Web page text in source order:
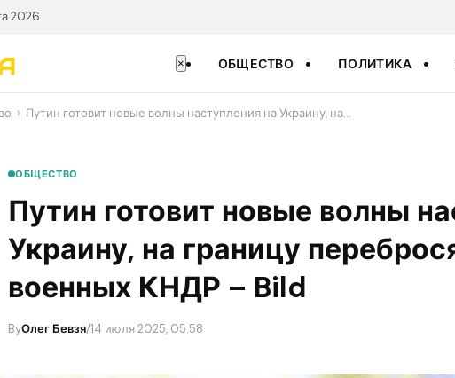
2026
× ОБЩЕСТВО ПОЛИТИКА
› Путин готовит новые волны наступления на Украину, на…
ОБЩЕСТВО
Путин готовит новые волны
Украину, на границу
военных КНДР – Bild
ByОлег Бевзя/14 июля 2025, 05:58